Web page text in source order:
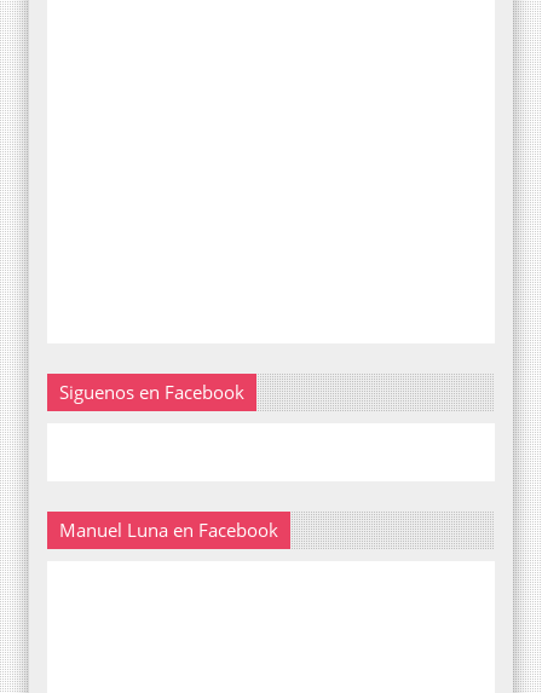
Siguenos en Facebook
Manuel Luna en Facebook